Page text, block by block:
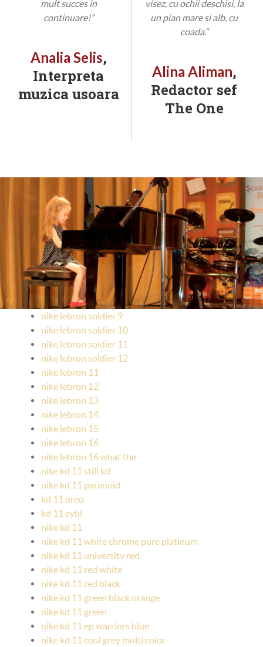
mult succes in
continuare!”
Analia Selis,
Interpreta
muzica usoara
visez, cu ochii deschisi, la
un pian mare si alb, cu
coada.“
Alina Aliman,
Redactor sef
The One
nike lebron soldier 9
nike lebron soldier 10
nike lebron soldier 11
nike lebron soldier 12
nike lebron 11
nike lebron 12
nike lebron 13
nike lebron 14
nike lebron 15
nike lebron 16
nike lebron 16 what the
nike kd 11 still kd
nike kd 11 paranoid
kd 11 oreo
kd 11 eybl
nike kd 11
nike kd 11 white chrome pure platinum
nike kd 11 university red
nike kd 11 red white
nike kd 11 red black
nike kd 11 green black orange
nike kd 11 green
nike kd 11 ep warriors blue
nike kd 11 cool grey multi color